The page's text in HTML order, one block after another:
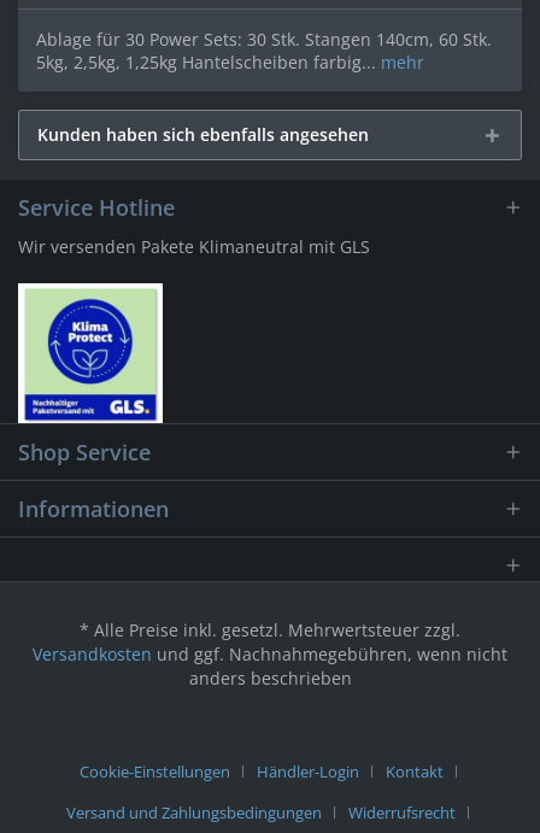
Ablage für 30 Power Sets: 30 Stk. Stangen 140cm, 60 Stk.
5kg, 2,5kg, 1,25kg Hantelscheiben farbig... mehr
Kunden haben sich ebenfalls angesehen
Service Hotline
Wir versenden Pakete Klimaneutral mit GLS
Shop Service
Informationen
* Alle Preise inkl. gesetzl. Mehrwertsteuer zzgl.
Versandkosten und ggf. Nachnahmegebühren, wenn nicht
anders beschrieben
Cookie-Einstellungen Händler-Login
Kontakt
Versand und Zahlungsbedingungen
Widerrufsrecht